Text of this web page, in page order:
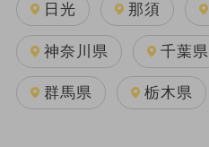
日光 那須
神奈川県 千葉県
群馬県 栃木県